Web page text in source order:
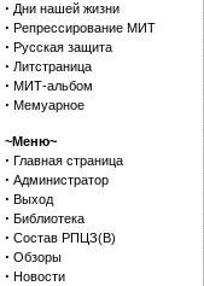
· Дни нашей жизни
· Репрессирование МИТ
· Русская защита
· Литстраница
· МИТ-альбом
· Мемуарное
~Меню~
· Главная страница
· Администратор
· Выход
· Библиотека
· Состав РПЦЗ(В)
· Обзоры
· Новости